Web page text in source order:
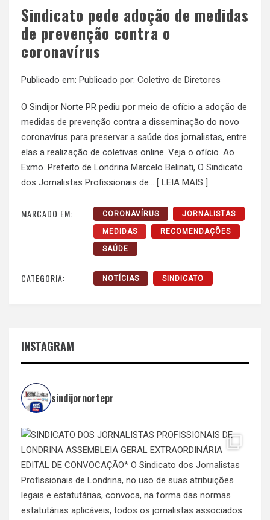
Sindicato pede adoção de medidas
de prevenção contra o
coronavírus
Publicado em: Publicado por: Coletivo de Diretores
O Sindijor Norte PR pediu por meio de ofício a adoção de
medidas de prevenção contra a disseminação do novo
coronavírus para preservar a saúde dos jornalistas, entre
elas a realização de coletivas online. Veja o ofício. Ao
Exmo. Prefeito de Londrina Marcelo Belinati, O Sindicato
dos Jornalistas Profissionais de… [ LEIA MAIS ]
MARCADO EM: CORONAVÍRUS JORNALISTAS
MEDIDAS RECOMENDAÇÕES
SAÚDE
CATEGORIA: NOTÍCIAS SINDICATO
INSTAGRAM
sindijornortepr